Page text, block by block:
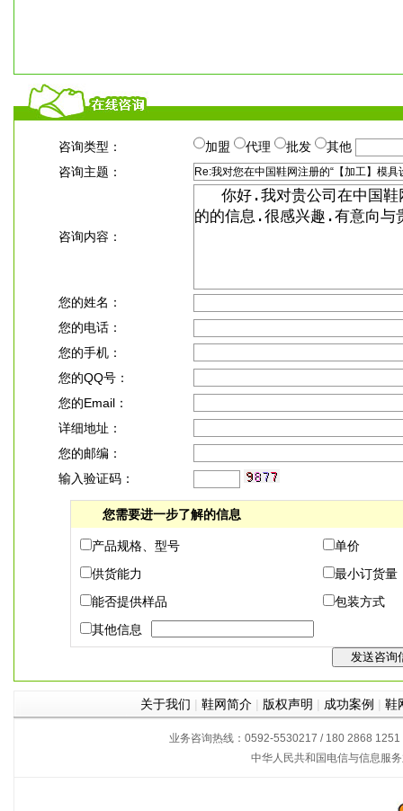
咨询类型： 加盟 代理 批发
其他
咨询主题：
咨询内容：
您的姓名：
您的电话：
您的手机：
您的QQ号：
您的Email：
详细地址：
您的邮编：
输入验证码：
您需要进一步了解的信息
产品规格、型号
单价
供货能力
最小订货量
能否提供样品
包装方式
其他信息
关于我们 | 鞋网简介 | 版权声明 | 成功案例 | 鞋
业务咨询热线：0592-5530217 / 180 2868 1251
中华人民共和国电信与信息服